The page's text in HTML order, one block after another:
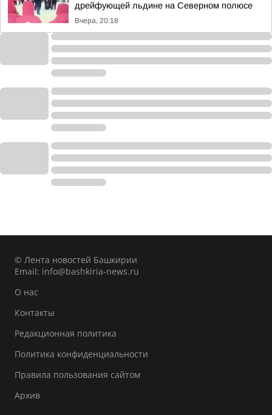
дрейфующей льдине на Северном полюсе
Вчера, 20:18
© Лента новостей Башкирии
Email: info@bashkiria-news.ru
О нас
Контакты
Редакционная политика
Политика конфиденциальности
Правила пользования сайтом
Архив